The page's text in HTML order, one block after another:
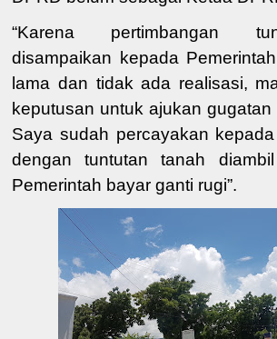
“Karena pertimbangan
disampaikan kepada
lama dan tidak ada realisasi,
keputusan untuk ajukan
Saya sudah percayakan
dengan tuntutan tanah
Pemerintah bayar ganti rugi”.